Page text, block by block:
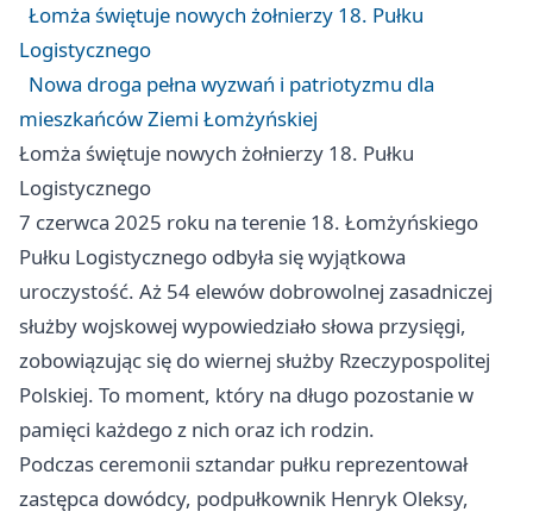
Łomża świętuje nowych żołnierzy 18. Pułku
Logistycznego
Nowa droga pełna wyzwań i patriotyzmu dla
mieszkańców Ziemi Łomżyńskiej
Łomża świętuje nowych żołnierzy 18. Pułku
Logistycznego
7 czerwca 2025 roku na terenie 18. Łomżyńskiego
Pułku Logistycznego odbyła się wyjątkowa
uroczystość. Aż 54 elewów dobrowolnej zasadniczej
służby wojskowej wypowiedziało słowa przysięgi,
zobowiązując się do wiernej służby Rzeczypospolitej
Polskiej. To moment, który na długo pozostanie w
pamięci każdego z nich oraz ich rodzin.
Podczas ceremonii sztandar pułku reprezentował
zastępca dowódcy, podpułkownik Henryk Oleksy,